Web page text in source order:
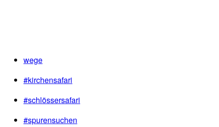
wege
#kirchensafari
#schlössersafari
#spurensuchen